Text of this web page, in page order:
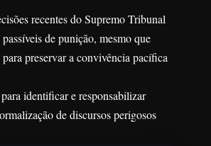
recentes do Supremo Tribunal
de punição, mesmo que
preservar a convivência pacífica
identificar e responsabilizar
de discursos perigosos